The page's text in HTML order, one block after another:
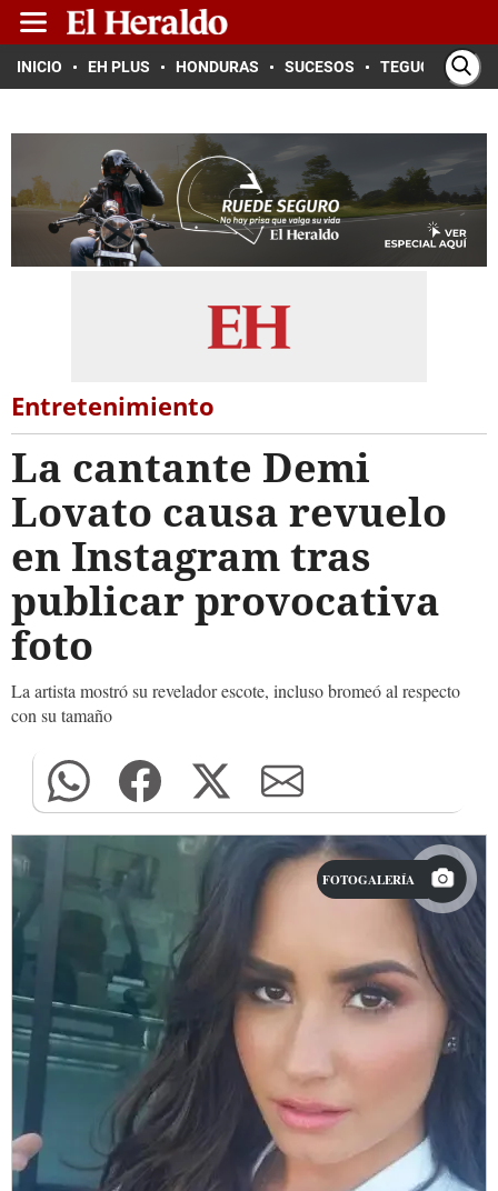
INICIO EH PLUS HONDURAS SUCESOS TEGUCIGALPA
Entretenimiento
La cantante Demi
Lovato causa revuelo
en Instagram tras
publicar provocativa
foto
La artista mostró su revelador escote, incluso bromeó al respecto
con su tamaño
FOTOGALERÍA